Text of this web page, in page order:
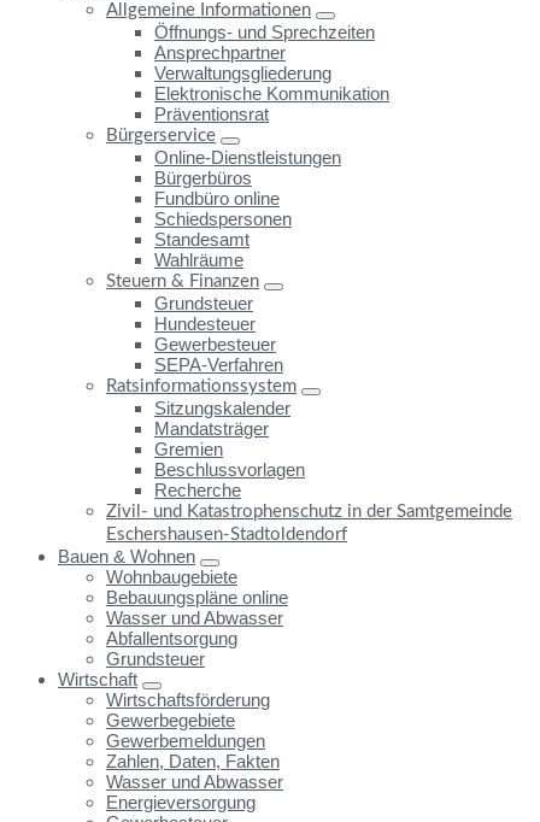
Allgemeine Informationen
Öffnungs- und Sprechzeiten
Ansprechpartner
Verwaltungsgliederung
Elektronische Kommunikation
Präventionsrat
Bürgerservice
Online-Dienstleistungen
Bürgerbüros
Fundbüro online
Schiedspersonen
Standesamt
Wahlräume
Steuern & Finanzen
Grundsteuer
Hundesteuer
Gewerbesteuer
SEPA-Verfahren
Ratsinformationssystem
Sitzungskalender
Mandatsträger
Gremien
Beschlussvorlagen
Recherche
Zivil- und Katastrophenschutz in der Samtgemeinde
Eschershausen-Stadtoldendorf
Bauen & Wohnen
Wohnbaugebiete
Bebauungspläne online
Wasser und Abwasser
Abfallentsorgung
Grundsteuer
Wirtschaft
Wirtschaftsförderung
Gewerbegebiete
Gewerbemeldungen
Zahlen, Daten, Fakten
Wasser und Abwasser
Energieversorgung